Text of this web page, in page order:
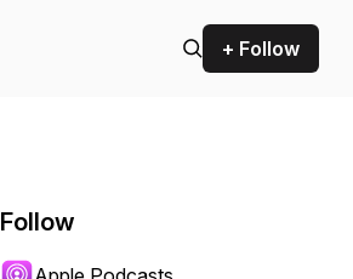
+ Follow
Follow